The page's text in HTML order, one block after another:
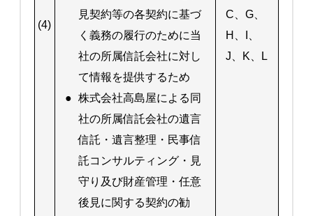
(4)
見契約等の各契約に基づ
く義務の履行のために当
社の所属信託会社に対し
て情報を提供するため
● 株式会社高島屋による同
社の所属信託会社の遺言
信託・遺言整理・民事信
託コンサルティング・見
守り及び財産管理・任意
後見に関する契約の勧
C、G、
H、I、
J、K、L